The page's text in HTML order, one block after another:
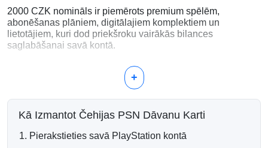
2000 CZK nomināls ir piemērots premium spēlēm,
abonēšanas plāniem, digitālajiem komplektiem un
lietotājiem, kuri dod priekšroku vairākās bilances
saglabāšanai savā kontā.
Ko var iegādāties ar 2000 CZK?
Jaunus PlayStation spēļu izlaidumus
Deluxe un premium izdevumus
PlayStation Plus dalības
Lielus DLC pakotnes un paplašinājumus
Premium iekšspēļu valūtas un priekšmetus
+
Kā Izmantot Čehijas PSN Dāvanu Karti
Pierakstieties savā PlayStation kontā